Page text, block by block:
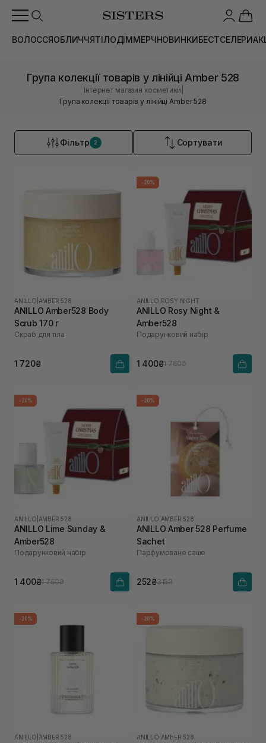
ВОЛОССЯОБЛИЧЧЯТІЛОДІММЕРЧНОВИНКИБЕСТСЕЛЕРИ
Група колекції товарів у лінійці Amber 528
Інтернет магазин косметики
Група колекції товарів у лінійці Amber 528
Фільтр 2 Сортувати
ANILLO AMBER 528
ANILLO Amber528 Body
Scrub 170 г
Скраб для тіла
1 720₴
-20%
ANILLO ROSY NIGHT
ANILLO Rosy Night &
Amber528
Подарунковий набір
1 400₴1 760₴
-20%
ANILLO AMBER 528
ANILLO Lime Sunday &
Amber528
Подарунковий набір
1 400₴1 760₴
-20%
ANILLO AMBER 528
ANILLO Amber 528 Perfume
Sachet
Парфумоване саше
252₴315₴
-20%
ANILLO AMBER 528
-20%
ANILLO AMBER 528